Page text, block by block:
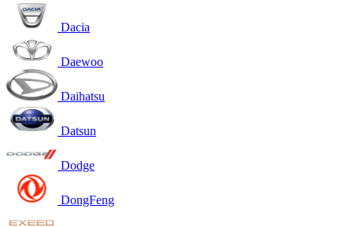
Dacia
Daewoo
Daihatsu
Datsun
Dodge
DongFeng